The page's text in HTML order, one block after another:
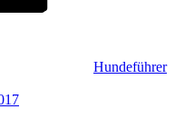
Hundeführer